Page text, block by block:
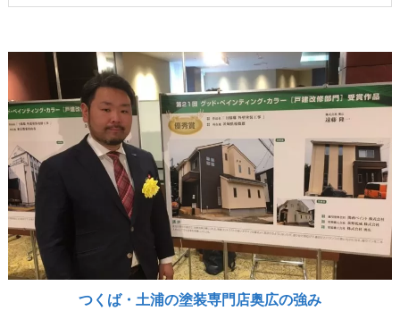
つくば・土浦の塗装専門店奥広の強み